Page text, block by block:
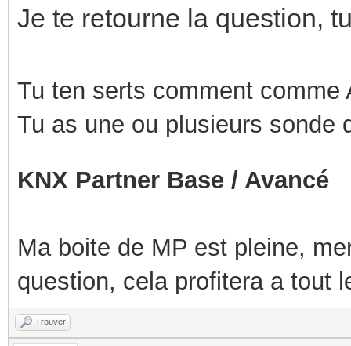
Je te retourne la question,
Tu ten serts comment comme
Tu as une ou plusieurs sonde
KNX Partner Base / Avancé
Ma boite de MP est pleine,
question, cela profitera a tout
Trouver